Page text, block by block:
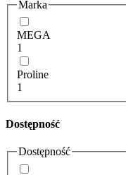
Marka
MEGA
1
Proline
1
Dostępność
Dostępność